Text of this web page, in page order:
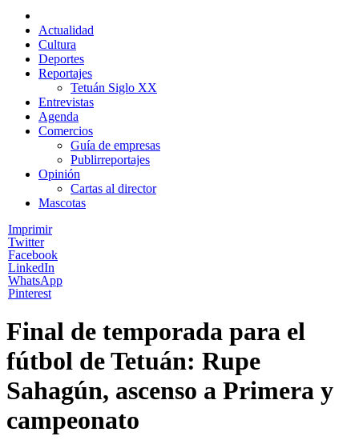
Actualidad
Cultura
Deportes
Reportajes
Tetuán Siglo XX
Entrevistas
Agenda
Comercios
Guía de empresas
Publirreportajes
Opinión
Cartas al director
Mascotas
Imprimir
Twitter
Facebook
LinkedIn
WhatsApp
Pinterest
Final de temporada para el
fútbol de Tetuán: Rupe
Sahagún, ascenso a Primera y
campeonato